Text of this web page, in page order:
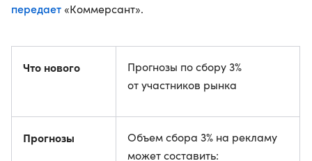
передает «Коммерсант».
Что нового
Прогнозы по сбору 3%
от участников рынка
Прогнозы
Объем сбора 3% на рекламу
может составить: